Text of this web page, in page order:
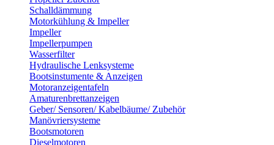
Schalldämmung
Motorkühlung & Impeller
Impeller
Impellerpumpen
Wasserfilter
Hydraulische Lenksysteme
Bootsinstumente & Anzeigen
Motoranzeigentafeln
Amaturenbrettanzeigen
Geber/ Sensoren/ Kabelbäume/ Zubehör
Manövriersysteme
Bootsmotoren
Dieselmotoren